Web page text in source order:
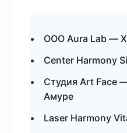
ООО Aura Lab —
Center Harmony
Студия Art Face
Амуре
Laser Harmony